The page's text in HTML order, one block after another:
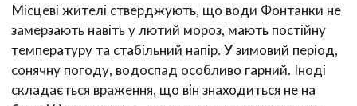
Місцеві жителі стверджують, що води Фонтанки не
замерзають навіть у лютий мороз, мають постійну
температуру та стабільний напір. У зимовий період,
сонячну погоду, водоспад особливо гарний. Іноді
складається враження, що він знаходиться не на